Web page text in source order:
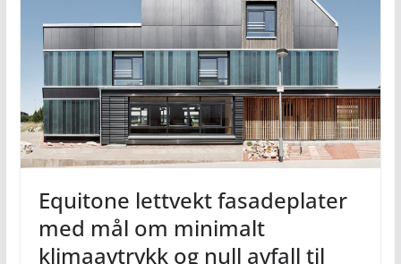
Equitone lettvekt fasadeplater
med mål om minimalt
klimaavtrykk og null avfall til